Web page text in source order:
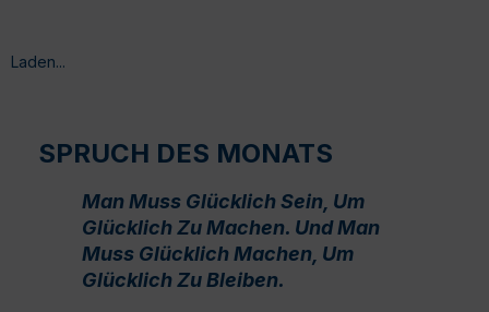
Laden...
SPRUCH DES MONATS
Man Muss Glücklich Sein, Um
Glücklich Zu Machen. Und Man
Muss Glücklich Machen, Um
Glücklich Zu Bleiben.